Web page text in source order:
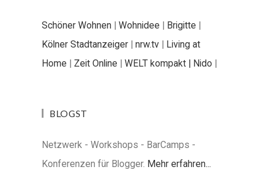
Schöner Wohnen | Wohnidee | Brigitte |
Kölner Stadtanzeiger | nrw.tv | Living at
Home | Zeit Online | WELT kompakt | Nido |
BLOGST
Netzwerk - Workshops - BarCamps -
Konferenzen für Blogger. Mehr erfahren...